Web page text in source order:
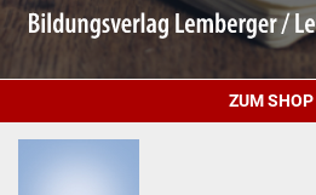
ZUM SHOP